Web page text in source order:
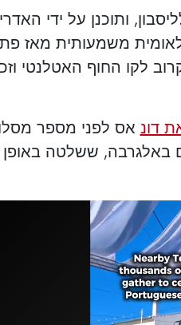
ותוכנן על ידי
משמעותית מאז
קרוב לקו החוף האטלנטי
דונ אס לפני מספר
באלגרבה, ששלטה